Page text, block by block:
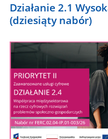
Działanie 2.1
(dziesiąty nabór)